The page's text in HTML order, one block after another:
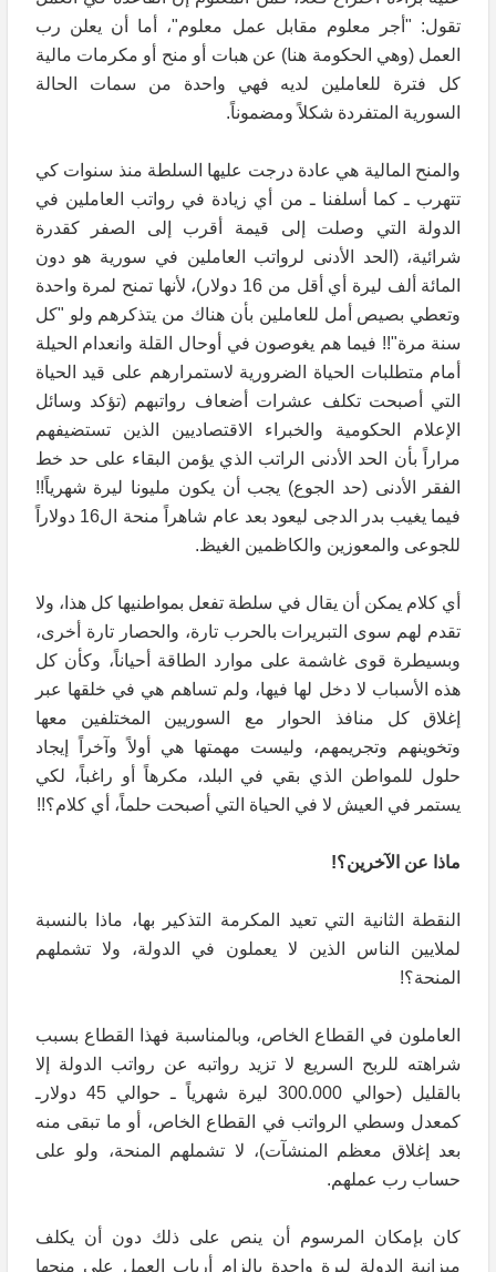
تقول: "أجر معلوم مقابل عمل معلوم"، أما أن يعلن رب
العمل (وهي الحكومة هنا) عن هبات أو منح أو مكرمات مالية
كل فترة للعاملين لديه فهي واحدة من سمات الحالة
السورية المتفردة شكلاً ومضموناً.
والمنح المالية هي عادة درجت عليها السلطة منذ سنوات كي
تتهرب ـ كما أسلفنا ـ من أي زيادة في رواتب العاملين في
الدولة التي وصلت إلى قيمة أقرب إلى الصفر كقدرة
شرائية، (الحد الأدنى لرواتب العاملين في سورية هو دون
المائة ألف ليرة أي أقل من 16 دولار)، لأنها تمنح لمرة واحدة
وتعطي بصيص أمل للعاملين بأن هناك من يتذكرهم ولو "كل
سنة مرة"!! فيما هم يغوصون في أوحال القلة وانعدام الحيلة
أمام متطلبات الحياة الضرورية لاستمرارهم على قيد الحياة
التي أصبحت تكلف عشرات أضعاف رواتبهم (تؤكد وسائل
الإعلام الحكومية والخبراء الاقتصاديين الذين تستضيفهم
مراراً بأن الحد الأدنى الراتب الذي يؤمن البقاء على حد خط
الفقر الأدنى (حد الجوع) يجب أن يكون مليونا ليرة شهرياً!!
فيما يغيب بدر الدجى ليعود بعد عام شاهراً منحة ال16 دولاراً
للجوعى والمعوزين والكاظمين الغيظ.
أي كلام يمكن أن يقال في سلطة تفعل بمواطنيها كل هذا، ولا
تقدم لهم سوى التبريرات بالحرب تارة، والحصار تارة أخرى،
وبسيطرة قوى غاشمة على موارد الطاقة أحياناً، وكأن كل
هذه الأسباب لا دخل لها فيها، ولم تساهم هي في خلقها عبر
إغلاق كل منافذ الحوار مع السوريين المختلفين معها
وتخوينهم وتجريمهم، وليست مهمتها هي أولاً وآخراً إيجاد
حلول للمواطن الذي بقي في البلد، مكرهاً أو راغباً، لكي
يستمر في العيش لا في الحياة التي أصبحت حلماً، أي كلام؟!!
ماذا عن الآخرين؟!
النقطة الثانية التي تعيد المكرمة التذكير بها، ماذا بالنسبة
لملايين الناس الذين لا يعملون في الدولة، ولا تشملهم
المنحة؟!
العاملون في القطاع الخاص، وبالمناسبة فهذا القطاع بسبب
شراهته للربح السريع لا تزيد رواتبه عن رواتب الدولة إلا
بالقليل (حوالي 300.000 ليرة شهرياً ـ حوالي 45 دولارـ
كمعدل وسطي الرواتب في القطاع الخاص، أو ما تبقى منه
بعد إغلاق معظم المنشآت)، لا تشملهم المنحة، ولو على
حساب رب عملهم.
كان بإمكان المرسوم أن ينص على ذلك دون أن يكلف
ميزانية الدولة ليرة واحدة بإلزام أرباب العمل على منحها